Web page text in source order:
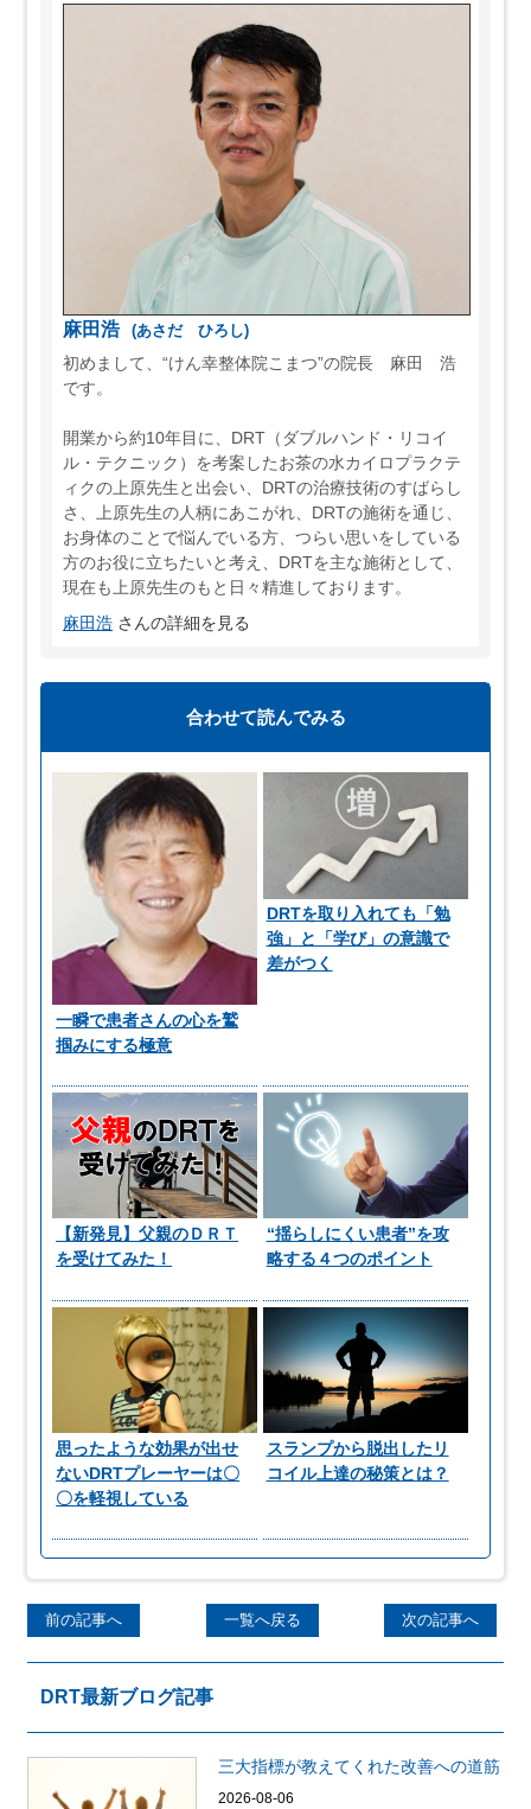
麻田浩
(あさだ ひろし)
初めまして、“けん幸整体院こまつ”の院長 麻田 浩
です。
開業から約10年目に、DRT（ダブルハンド・リコイ
ル・テクニック）を考案したお茶の水カイロプラクテ
ィクの上原先生と出会い、DRTの治療技術のすばらし
さ、上原先生の人柄にあこがれ、DRTの施術を通じ、
お身体のことで悩んでいる方、つらい思いをしている
方のお役に立ちたいと考え、DRTを主な施術として、
現在も上原先生のもと日々精進しております。
麻田浩 さんの詳細を見る
合わせて読んでみる
一瞬で患者さんの心を鷲
掴みにする極意
DRTを取り入れても「勉
強」と「学び」の意識で
差がつく
【新発見】父親のＤＲＴ
を受けてみた！
“揺らしにくい患者”を攻
略する４つのポイント
思ったような効果が出せ
ないDRTプレーヤーは〇
〇を軽視している
スランプから脱出したリ
コイル上達の秘策とは？
前の記事へ 一覧へ戻る 次の記事へ
DRT最新ブログ記事
三大指標が教えてくれた改善への道筋
2026-08-06